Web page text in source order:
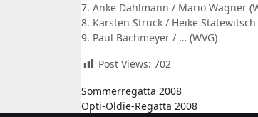
7. Anke Dahlmann / Mario Wagner
8. Karsten Struck / Heike Statewitsch
9. Paul Bachmeyer / … (WVG)
Post Views: 702
Sommerregatta 2008
Opti-Oldie-Regatta 2008